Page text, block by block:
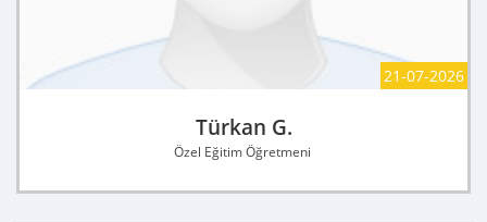
21-07-2026
Türkan G.
Özel Eğitim Öğretmeni